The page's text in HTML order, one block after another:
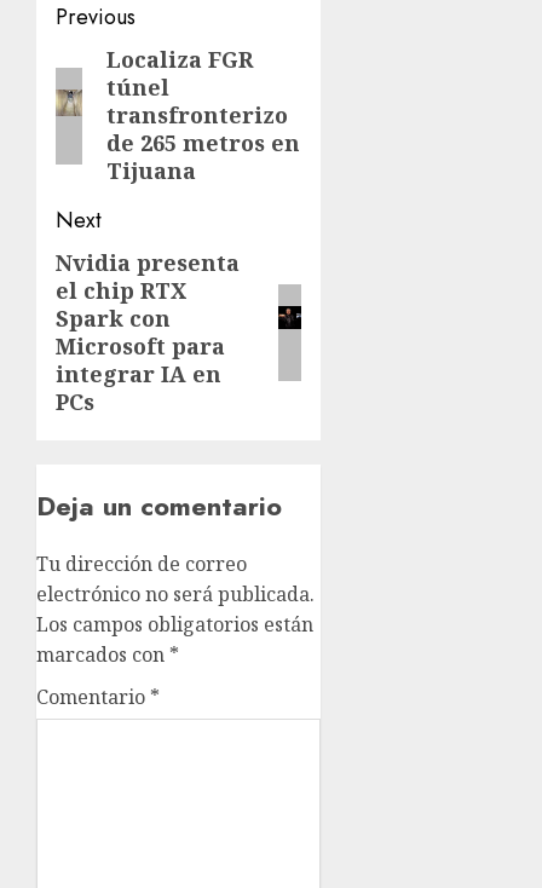
Previous
Localiza FGR
túnel
transfronterizo
de 265 metros en
Tijuana
Next
Nvidia presenta
el chip RTX
Spark con
Microsoft para
integrar IA en
PCs
Deja un comentario
Tu dirección de correo
electrónico no será publicada.
Los campos obligatorios están
marcados con *
Comentario *